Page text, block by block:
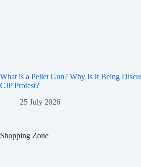
What is a Pellet Gun? Why Is It Being
CJP Protest?
25 July 2026
Shopping Zone